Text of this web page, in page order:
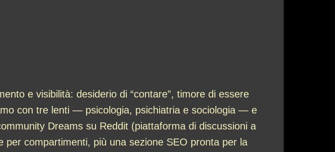
e visibilità: desiderio di “contare”, timore di essere
con tre lenti — psicologia, psichiatria e sociologia — e
Dreams su Reddit (piattaforma di discussioni a
compartimenti, più una sezione SEO pronta per la